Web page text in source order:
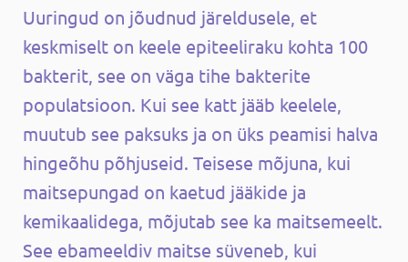
Uuringud on jõudnud järeldusele, et
keskmiselt on keele epiteeliraku kohta 100
bakterit, see on väga tihe bakterite
populatsioon. Kui see katt jääb keelele,
muutub see paksuks ja on üks peamisi halva
hingeõhu põhjuseid. Teisese mõjuna, kui
maitsepungad on kaetud jääkide ja
kemikaalidega, mõjutab see ka maitsemeelt.
See ebameeldiv maitse süveneb, kui